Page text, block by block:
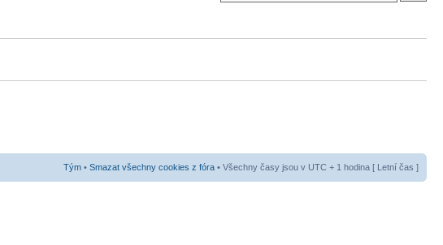
Tým • Smazat všechny cookies z fóra • Všechny časy jsou v UTC + 1 hodina [ Letní čas ]